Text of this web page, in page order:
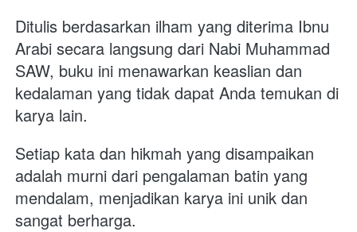
Ditulis berdasarkan ilham yang diterima Ibnu
Arabi secara langsung dari Nabi Muhammad
SAW, buku ini menawarkan keaslian dan
kedalaman yang tidak dapat Anda temukan di
karya lain.
Setiap kata dan hikmah yang disampaikan
adalah murni dari pengalaman batin yang
mendalam, menjadikan karya ini unik dan
sangat berharga.